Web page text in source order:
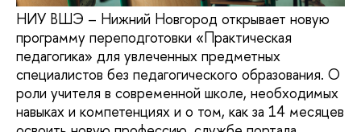
НИУ ВШЭ – Нижний Новгород открывает новую
программу переподготовки «Практическая
педагогика» для увлеченных предметных
специалистов без педагогического образования. О
роли учителя в современной школе, необходимых
навыках и компетенциях и о том, как за 14 месяцев